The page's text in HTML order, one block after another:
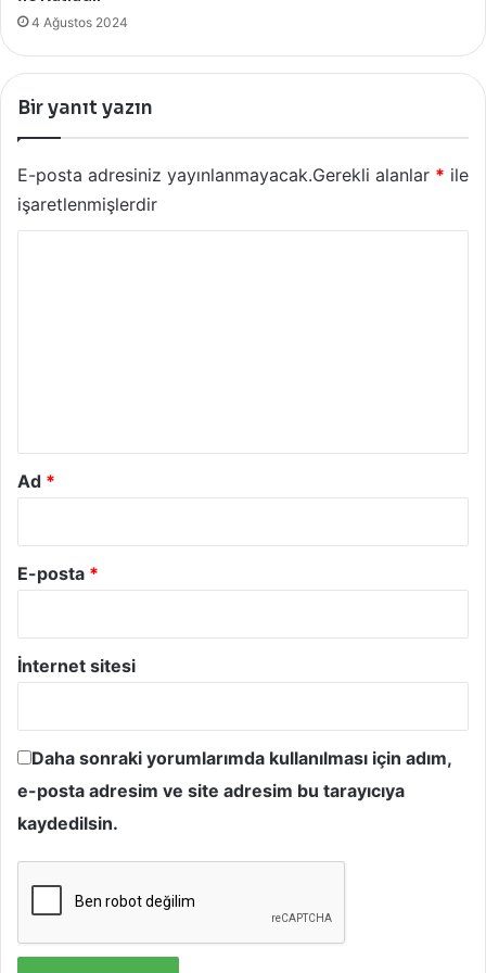
4 Ağustos 2024
Bir yanıt yazın
E-posta adresiniz yayınlanmayacak.Gerekli alanlar * ile
işaretlenmişlerdir
Ad *
E-posta *
İnternet sitesi
Daha sonraki yorumlarımda kullanılması için adım,
e-posta adresim ve site adresim bu tarayıcıya
kaydedilsin.